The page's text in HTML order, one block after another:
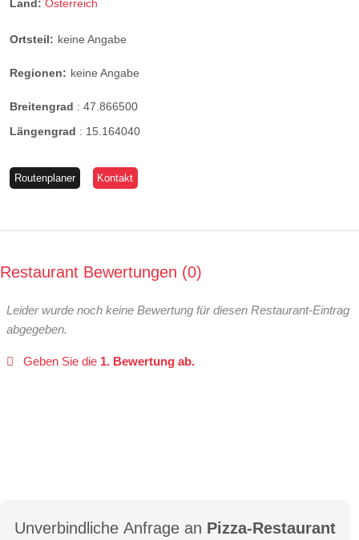
Land: Österreich
Ortsteil: keine Angabe
Regionen: keine Angabe
Breitengrad : 47.866500
Längengrad : 15.164040
Routenplaner Kontakt
Restaurant Bewertungen 0
Leider wurde noch keine Bewertung für diesen Restaurant-Eintrag
abgegeben.
Geben Sie die 1. Bewertung ab.
Unverbindliche Anfrage an Pizza-Restaurant